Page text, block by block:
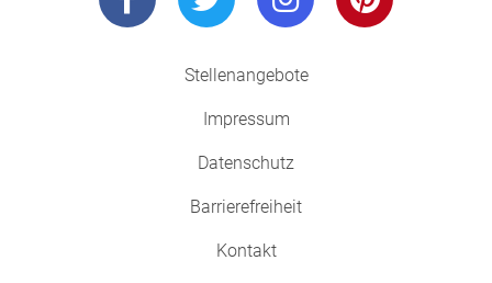
Stellenangebote
Impressum
Datenschutz
Barrierefreiheit
Kontakt